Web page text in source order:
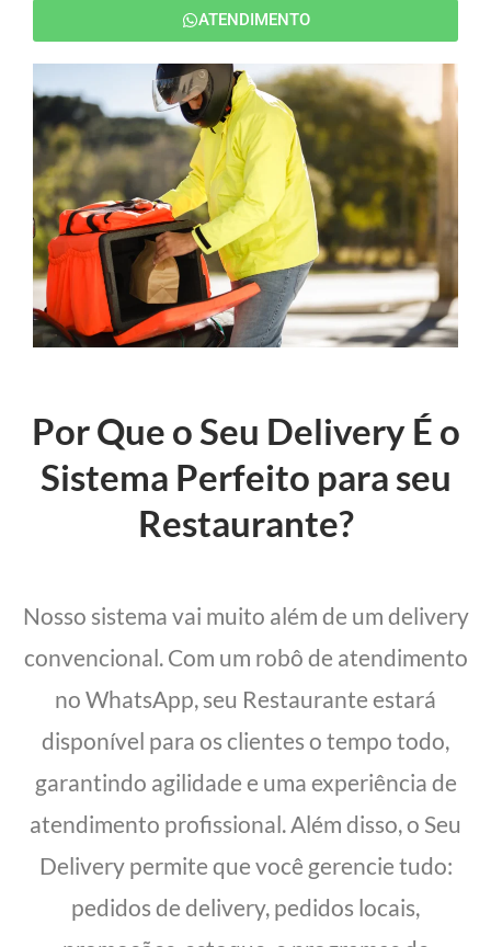
ATENDIMENTO
Por Que o Seu Delivery É o
Sistema Perfeito para seu
Restaurante?
Nosso sistema vai muito além de um delivery
convencional. Com um robô de atendimento
no WhatsApp, seu Restaurante estará
disponível para os clientes o tempo todo,
garantindo agilidade e uma experiência de
atendimento profissional. Além disso, o Seu
Delivery permite que você gerencie tudo:
pedidos de delivery, pedidos locais,